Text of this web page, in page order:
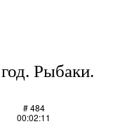
Рыбаки.
# 484
00:02:11